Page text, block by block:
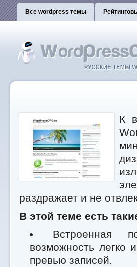
Все wordpress темы
К
раздражает и не
В этой теме есть
Встроенная
возможность легко
превью записей.